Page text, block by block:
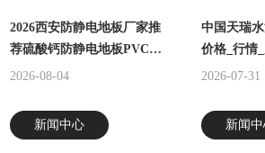
2026西安防静电地板厂家推
荐硫酸钙防静电地板PVC全
钢陶瓷厂家优选指南！
2026-08-04
中国天瑞
价格_行情
富网
2026-07-31
新闻中心 新闻